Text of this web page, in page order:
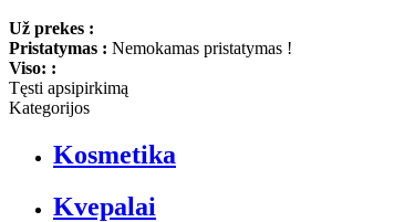
Už prekes :
Pristatymas : Nemokamas pristatymas !
Viso: :
Tęsti apsipirkimą
Kategorijos
Kosmetika
Kvepalai